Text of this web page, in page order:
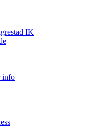
IK
info